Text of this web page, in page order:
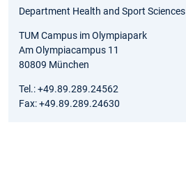
Department Health and Sport Sciences
TUM Campus im Olympiapark
Am Olympiacampus 11
80809 München
Tel.: +49.89.289.24562
Fax: +49.89.289.24630